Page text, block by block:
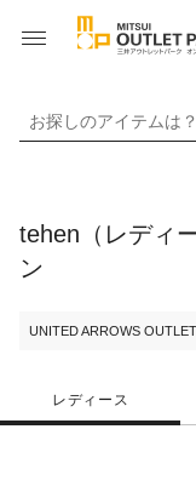
お探しのアイテムは？
tehen（レディ
ン
UNITED ARROWS OUTLET
レディース